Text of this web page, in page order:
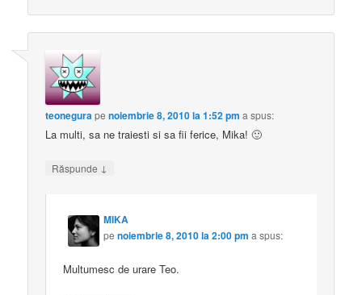
teonegurapenoiembrie 8, 2010 la 1:52 pm a spus:
La multi, sa ne traiesti si sa fii ferice, Mika! 🙂
Răspunde ↓
MIKA
penoiembrie 8, 2010 la 2:00 pm a spus:
Multumesc de urare Teo.